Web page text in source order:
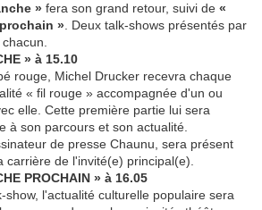
» fera son grand retour, suivi de «
» . Deux talk-shows présentés par
» à 15.10
rouge, Michel Drucker recevra chaque
« fil rouge » accompagnée d'un ou
elle. Cette première partie lui sera
à son parcours et son actualité.
de presse Chaunu, sera présent
carrière de l'invité(e) principal(e).
PROCHAIN » à 16.05
show, l'actualité culturelle populaire sera